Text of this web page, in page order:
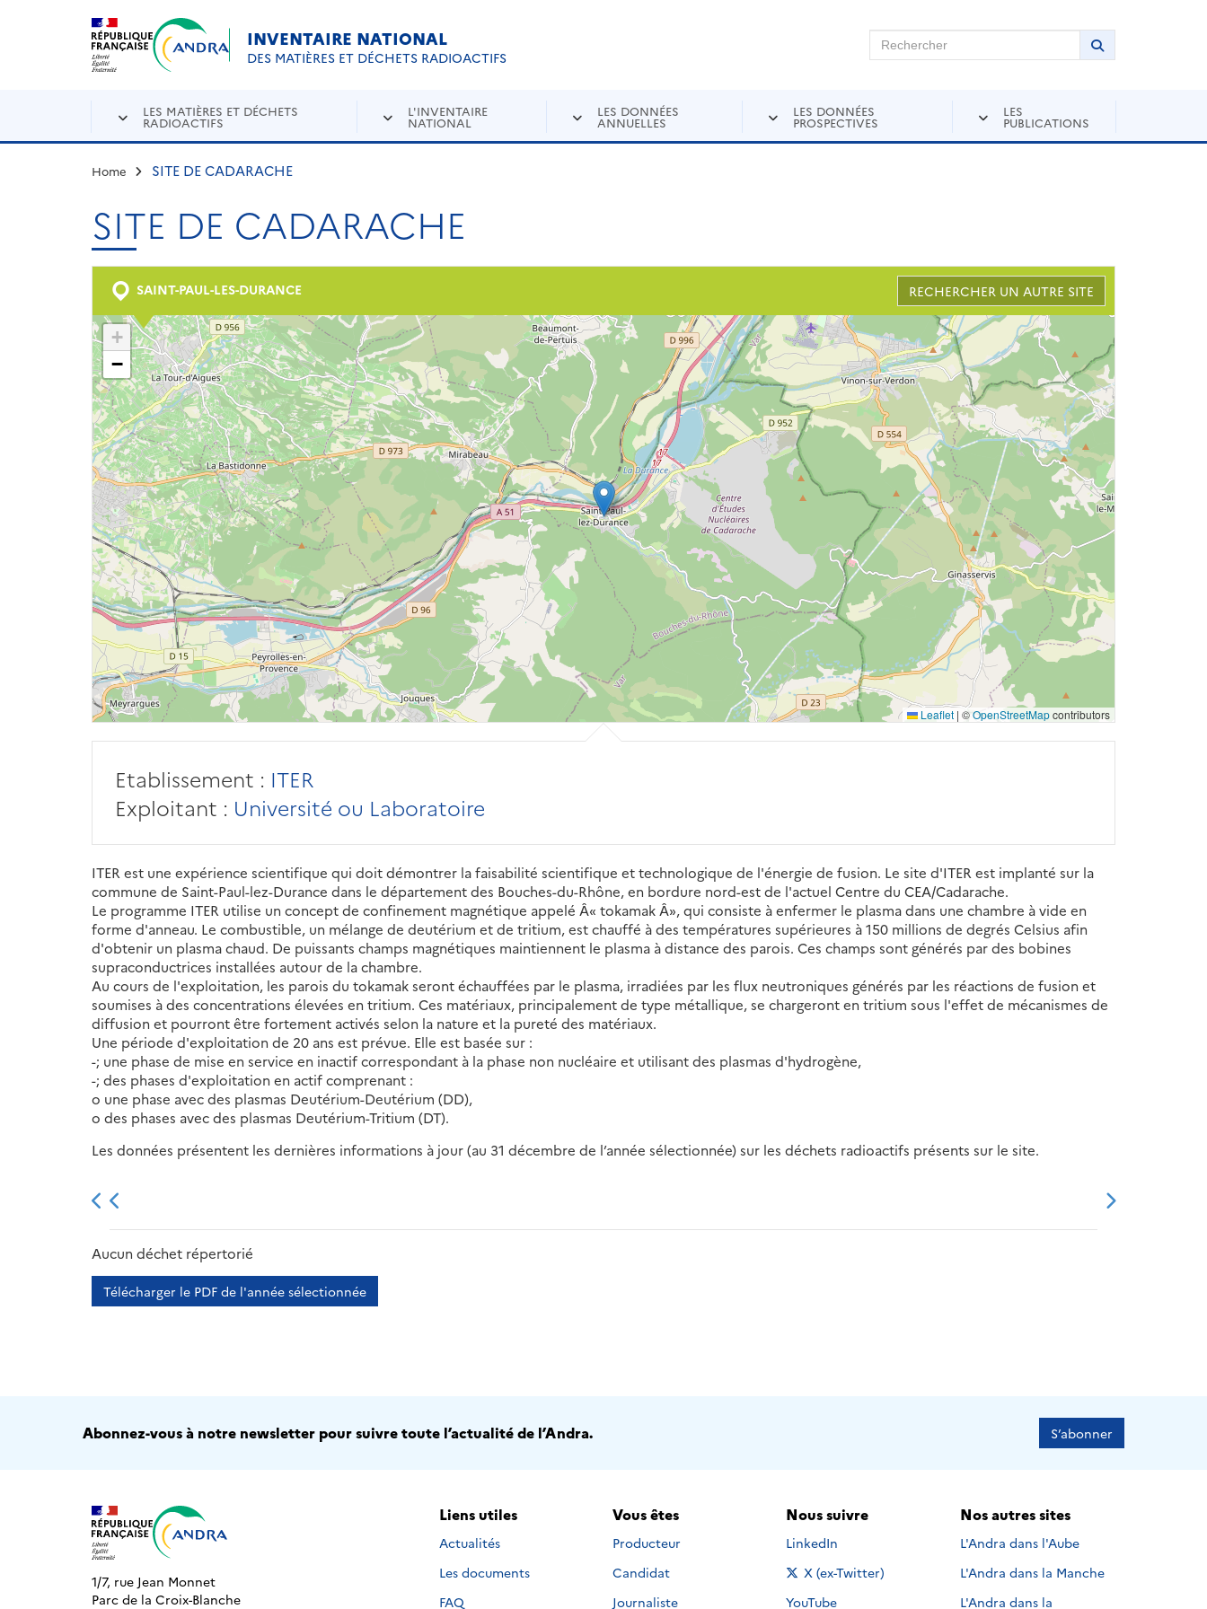
Aller au contenu principal
INVENTAIRE NATIONAL
DES MATIÈRES ET DÉCHETS RADIOACTIFS
Rechercher sur Andra Inventaire Rechercher
Lancer la
LES MATIÈRES ET DÉCHETS
RADIOACTIFS
L'INVENTAIRE
NATIONAL
LES DONNÉES
ANNUELLES
LES DONNÉES
PROSPECTIVES
LES
PUBLICATIONS
Home SITE DE CADARACHE
SITE DE CADARACHE
SAINT-PAUL-LES-DURANCE RECHERCHER UN AUTRE SITE
+
−
Leaflet | ©OpenStreetMapcontributors
Etablissement : ITER
Exploitant : Université ou Laboratoire
ITER est une expérience scientifique qui doit démontrer la faisabilité scientifique et technologique de l'énergie de fusion. Le site d'ITER est implanté sur la
commune de Saint-Paul-lez-Durance dans le département des Bouches-du-Rhône, en bordure nord-est de l'actuel Centre du CEA/Cadarache.
Le programme ITER utilise un concept de confinement magnétique appelé Â« tokamak Â», qui consiste à enfermer le plasma dans une chambre à vide en
forme d'anneau. Le combustible, un mélange de deutérium et de tritium, est chauffé à des températures supérieures à 150 millions de degrés Celsius afin
d'obtenir un plasma chaud. De puissants champs magnétiques maintiennent le plasma à distance des parois. Ces champs sont générés par des bobines
supraconductrices installées autour de la chambre.
Au cours de l'exploitation, les parois du tokamak seront échauffées par le plasma, irradiées par les flux neutroniques générés par les réactions de fusion et
soumises à des concentrations élevées en tritium. Ces matériaux, principalement de type métallique, se chargeront en tritium sous l'effet de mécanismes de
diffusion et pourront être fortement activés selon la nature et la pureté des matériaux.
Une période d'exploitation de 20 ans est prévue. Elle est basée sur :
-; une phase de mise en service en inactif correspondant à la phase non nucléaire et utilisant des plasmas d'hydrogène,
-; des phases d'exploitation en actif comprenant :
o une phase avec des plasmas Deutérium-Deutérium (DD),
o des phases avec des plasmas Deutérium-Tritium (DT).
Les données présentent les dernières informations à jour (au 31 décembre de l’année sélectionnée) sur les déchets radioactifs présents sur le site.
2013 2014
Aucun déchet répertorié
Télécharger le PDF de l'année sélectionnée
Abonnez-vous à notre newsletter pour suivre toute l’actualité de l’Andra. S’abonner
1/7, rue Jean Monnet
Parc de la Croix-Blanche
Liens utiles
Actualités
Les documents
FAQ
Vous êtes
Producteur
Candidat
Journaliste
Nous suivre
Nous suivre sur
LinkedIn
Nous suivre sur
X (ex-Twitter)
Nous suivre sur
YouTube
Nos autres sites
L'Andra dans l'Aube
L'Andra dans la Manche
L'Andra dans la